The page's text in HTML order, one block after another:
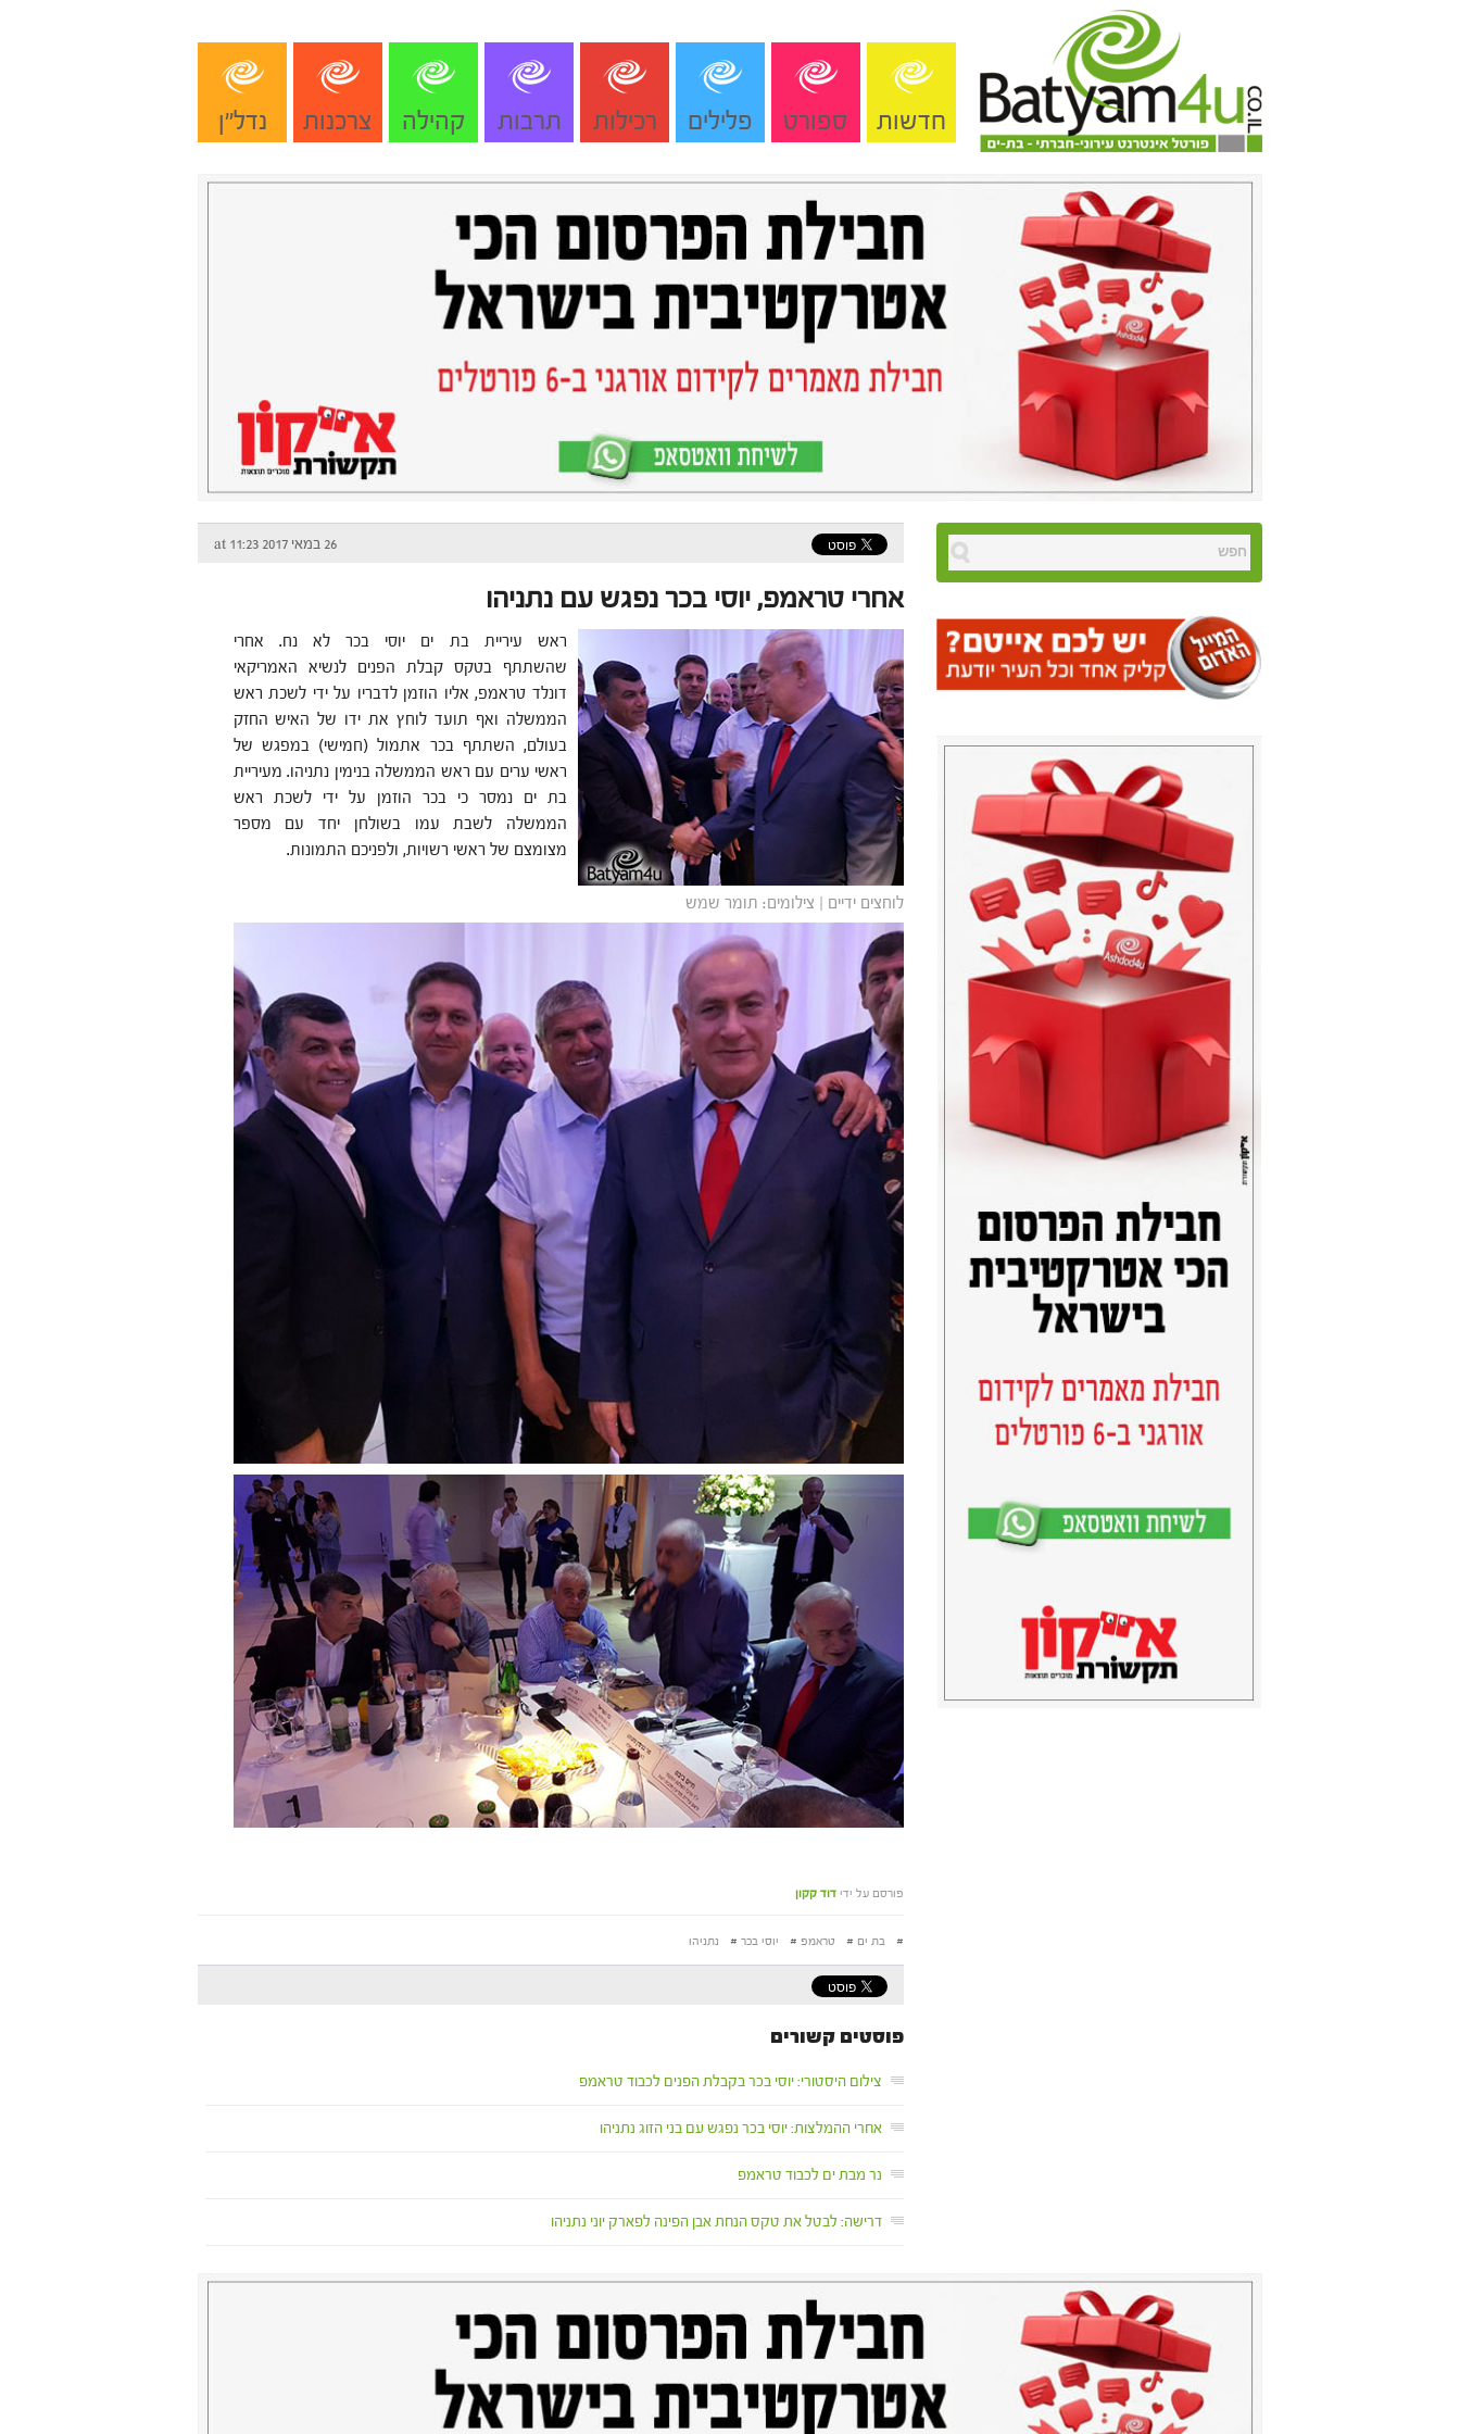
חדשות ספורט פלילים רכילות תרבות קהילה צרכנות נדל"ן
26 במאי 2017 at 11:23
אחרי טראמפ, יוסי בכר נפגש עם נתניהו
לוחצים ידיים | צילומים: תומר שמש
ראש עיריית בת ים יוסי בכר לא נח. אחרי
שהשתתף בטקס קבלת הפנים לנשיא האמריקאי
דונלד טראמפ, אליו הוזמן לדבריו על ידי לשכת ראש
הממשלה ואף תועד לוחץ את ידו של האיש החזק
בעולם, השתתף בכר אתמול (חמישי) במפגש של
ראשי ערים עם ראש הממשלה בנימין נתניהו. מעיריית
בת ים נמסר כי בכר הוזמן על ידי לשכת ראש
הממשלה לשבת עמו בשולחן יחד עם מספר
מצומצם של ראשי רשויות, ולפניכם התמונות.
פורסם על ידי דוד קקון
# בת ים # טראמפ # יוסי בכר # נתניהו
פוסטים קשורים
צילום היסטורי: יוסי בכר בקבלת הפנים לכבוד טראמפ
אחרי ההמלצות: יוסי בכר נפגש עם בני הזוג נתניהו
נר מבת ים לכבוד טראמפ
דרישה: לבטל את טקס הנחת אבן הפינה לפארק יוני נתניהו